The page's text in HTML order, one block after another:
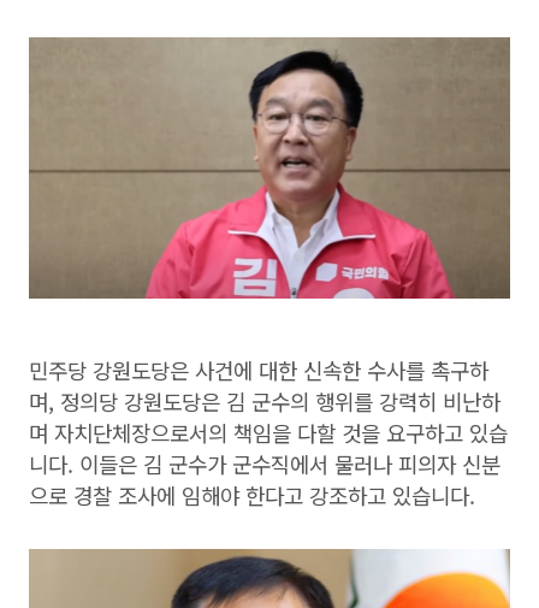
민주당 강원도당은 사건에 대한 신속한 수사를 촉구하
며, 정의당 강원도당은 김 군수의 행위를 강력히 비난하
며 자치단체장으로서의 책임을 다할 것을 요구하고 있습
니다. 이들은 김 군수가 군수직에서 물러나 피의자 신분
으로 경찰 조사에 임해야 한다고 강조하고 있습니다.